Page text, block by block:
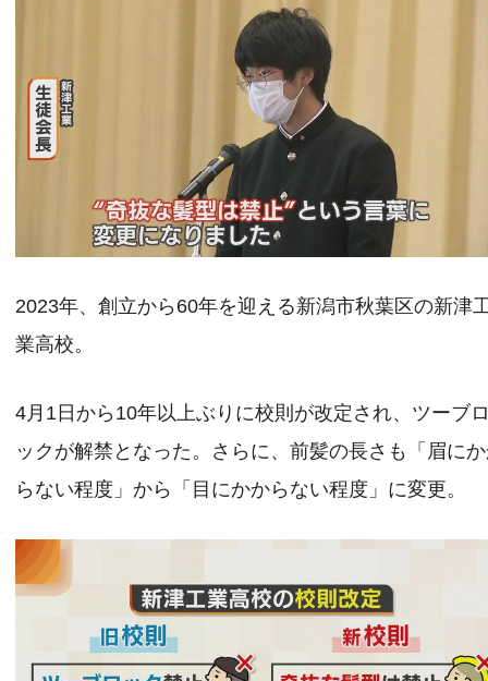
2023年、創立から60年を迎える新潟市秋葉区の新津
業高校。
4月1日から10年以上ぶりに校則が改定され、ツーブ
ックが解禁となった。さらに、前髪の長さも「眉に
らない程度」から「目にかからない程度」に変更。